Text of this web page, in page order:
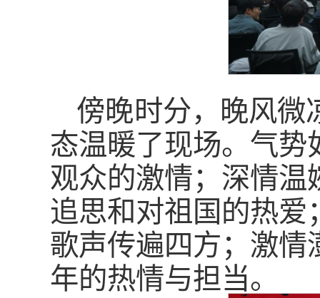
傍晚时分，晚风微
态温暖了现场。气
观众的激情；深情
追思和对祖国的热
歌声传遍四方；激
年的热情与担当。